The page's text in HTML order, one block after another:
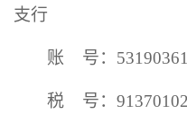
支行
账 号：
税 号：